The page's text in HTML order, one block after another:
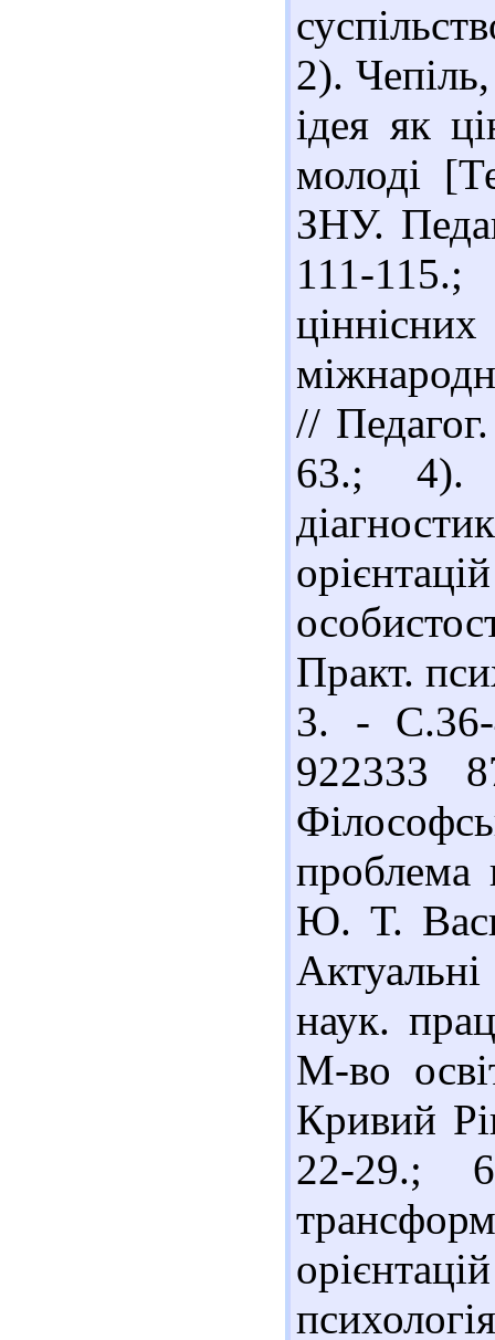
2).
ідея як
молоді
ЗНУ.
111-
//
63.; 4).
Практ.
3. - С.36-
922333
проблема
Ю. Т.
наук.
М-во
Кривий
22-29.;